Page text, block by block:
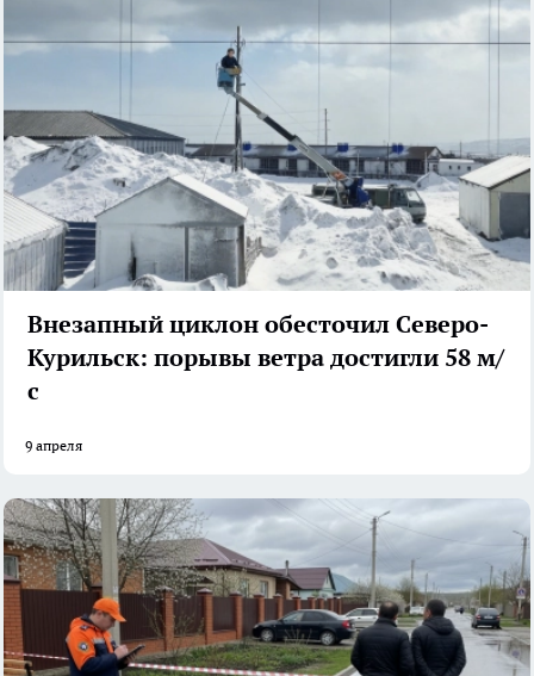
Внезапный циклон обесточил Северо-
Курильск: порывы ветра достигли 58 м/
с
9 апреля